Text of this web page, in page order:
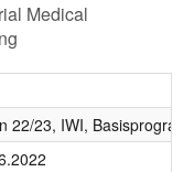
Medical
22/23, IWI,